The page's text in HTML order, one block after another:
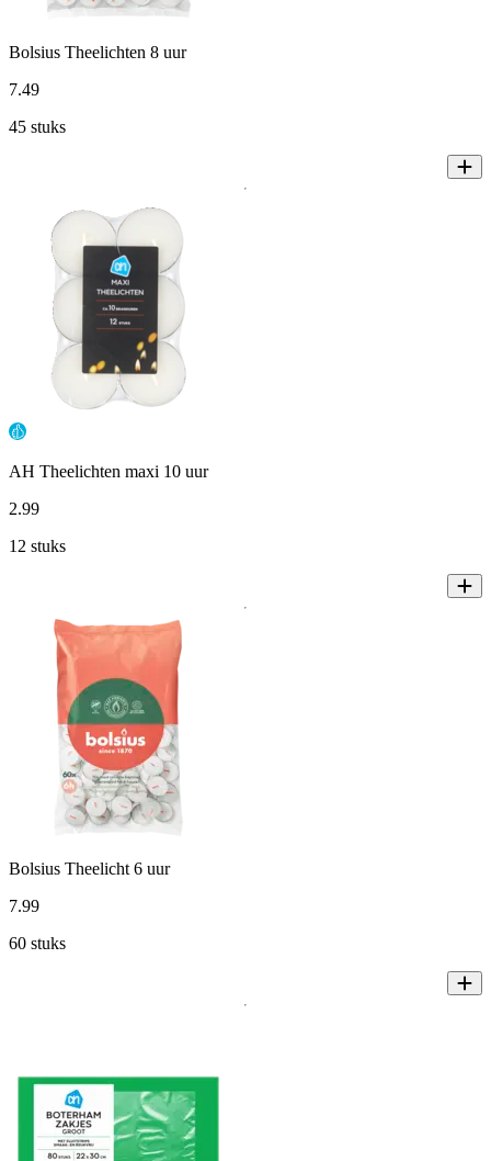
Bolsius Theelichten 8 uur
7.49
45 stuks
AH Theelichten maxi 10 uur
2.99
12 stuks
Bolsius Theelicht 6 uur
7.99
60 stuks